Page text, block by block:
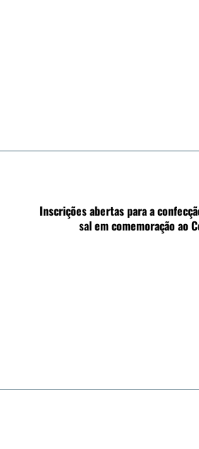
Inscrições abertas para a
sal em comemoração ao